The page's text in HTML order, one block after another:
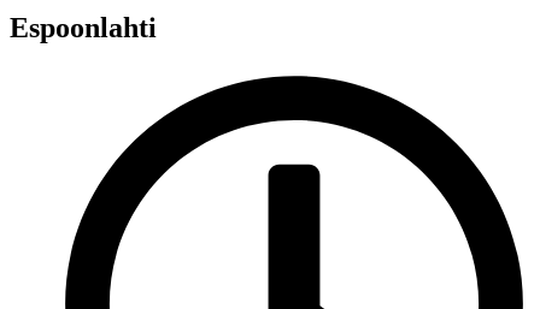
Espoonlahti